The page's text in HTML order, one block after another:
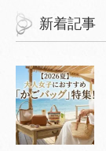
新着記事